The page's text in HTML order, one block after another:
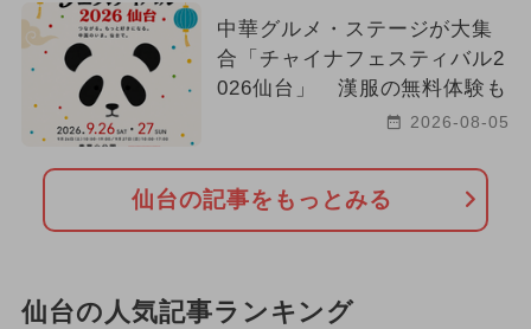
中華グルメ・ステージが大集
合「チャイナフェスティバル2
026仙台」 漢服の無料体験も
2026-08-05
仙台の記事をもっとみる
仙台の人気記事ランキング